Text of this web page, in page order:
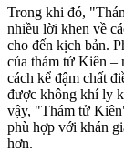
Trong khi đó,
nhiều lời khen về
cho đến kịch bản.
của thám tử Kiên –
cách kể đậm chất
được không khí ly
vậy, "Thám tử
phù hợp với khán
hơn.